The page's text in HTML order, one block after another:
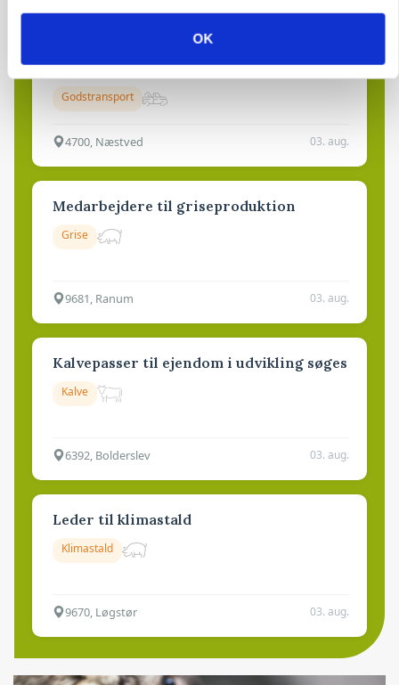
OK
Lastbilchauffør søges til Henrik Haves
Maskinstation
Godstransport
4700, Næstved 03. aug.
Medarbejdere til griseproduktion
Grise
9681, Ranum 03. aug.
Kalvepasser til ejendom i udvikling søges
Kalve
6392, Bolderslev 03. aug.
Leder til klimastald
Klimastald
9670, Løgstør 03. aug.